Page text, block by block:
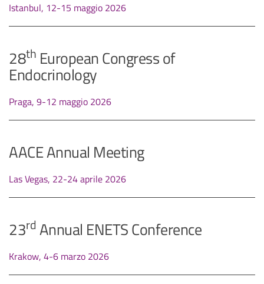
Istanbul, 12-15 maggio 2026
28th European Congress of
Endocrinology
Praga, 9-12 maggio 2026
AACE Annual Meeting
Las Vegas, 22-24 aprile 2026
23rd Annual ENETS Conference
Krakow, 4-6 marzo 2026